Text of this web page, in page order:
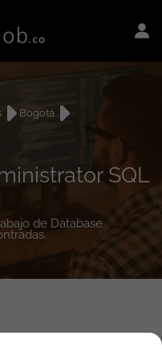
Bogotá
SQL
de Database